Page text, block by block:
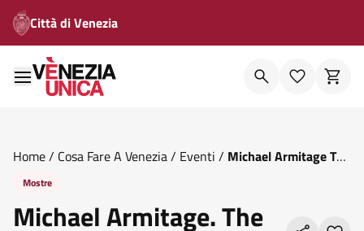
Città di Venezia
Home/ Cosa Fare A Venezia/ Eventi / Michael Armitage The
Promise Of Change
Mostre
Michael Armitage. The